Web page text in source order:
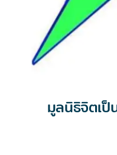
มูลนิธิจิตเป็